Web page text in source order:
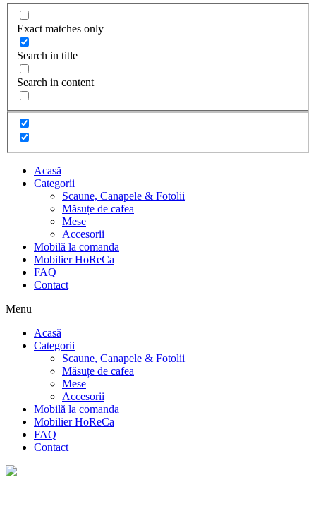
Exact matches only
Search in title
Search in content
Acasă
Categorii
Scaune, Canapele & Fotolii
Măsuțe de cafea
Mese
Accesorii
Mobilă la comanda
Mobilier HoReCa
FAQ
Contact
Menu
Acasă
Categorii
Scaune, Canapele & Fotolii
Măsuțe de cafea
Mese
Accesorii
Mobilă la comanda
Mobilier HoReCa
FAQ
Contact